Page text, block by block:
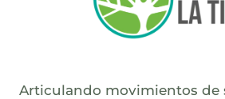
Articulando movimientos de